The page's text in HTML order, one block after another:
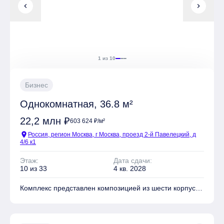
chevron_left chevron_right
1 из 10
Бизнес
Однокомнатная, 36.8 м²
22,2 млн ₽603 624 ₽/м²
location_on Россия, регион Москва, г Москва, проезд 2-й Павелецкий, д
4/6 к1
Этаж:
10 из 33
Дата сдачи:
4 кв. 2028
Комплекс представлен композицией из шести корпусов